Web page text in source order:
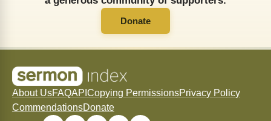
Donate
About UsFAQAPI Copying PermissionsPrivacy Policy
CommendationsDonate